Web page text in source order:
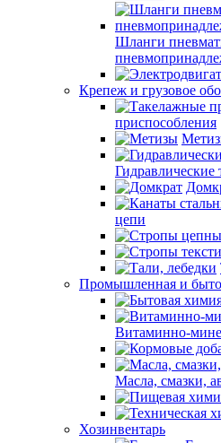
Шланги
Крепеж и грузовое
приспособления
Гидравлические
цепи
Промышленная и
Витаминно-
Масла, смазки,
Хозинвентарь